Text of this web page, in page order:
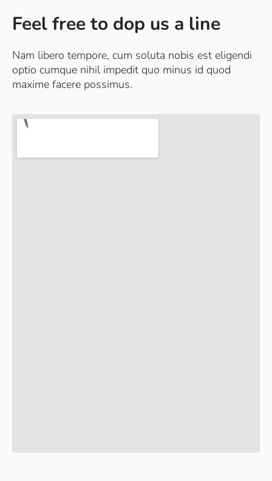
Feel free to dop us a line
Nam libero tempore, cum soluta nobis est eligendi
optio cumque nihil impedit quo minus id quod
maxime facere possimus.